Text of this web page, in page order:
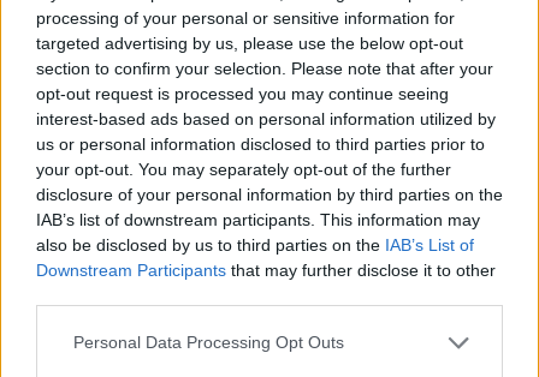
processing of your personal or sensitive information for
targeted advertising by us, please use the below opt-out
section to confirm your selection. Please note that after your
opt-out request is processed you may continue seeing
interest-based ads based on personal information utilized by
us or personal information disclosed to third parties prior to
your opt-out. You may separately opt-out of the further
disclosure of your personal information by third parties on the
IAB’s list of downstream participants. This information may
also be disclosed by us to third parties on the IAB’s List of
Downstream Participants that may further disclose it to other
Personal Data Processing Opt Outs
Por María Mir-Rocafort
lunes, 21 de diciembre de 2020
Aupado por la prensa afín y por la tibia, el líder
fascista se entrega con pasión a compartir las
alucinaciones de su psicosis con su grupo de
fieles. El tema estrella es la repetición con
tintes dramáticos de las teorías
conspiranoicas
. Lo del virus chino, por
ejemplo, ha tenido un éxito mundial. No puede
faltar, además, la letanía del odio
que excita